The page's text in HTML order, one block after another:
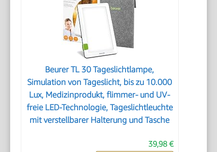
Beurer TL 30 Tageslichtlampe,
Simulation von Tageslicht, bis zu 10.000
Lux, Medizinprodukt, flimmer- und UV-
freie LED-Technologie, Tageslichtleuchte
mit verstellbarer Halterung und Tasche
39,98 €